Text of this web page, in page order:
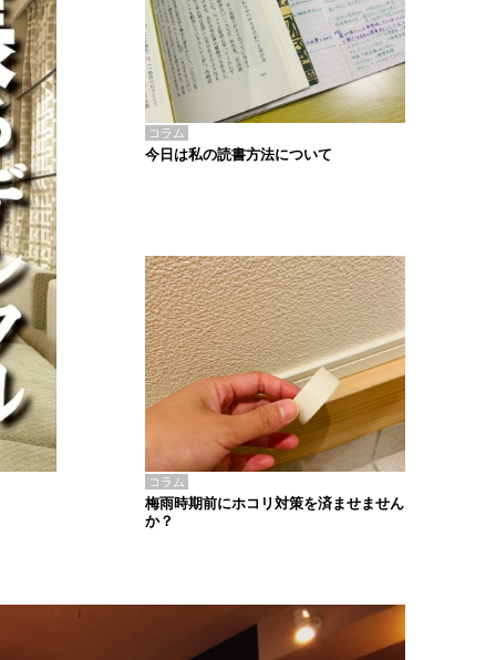
コラム
今日は私の読書方法について
コラム
梅雨時期前にホコリ対策を済ませません
か？